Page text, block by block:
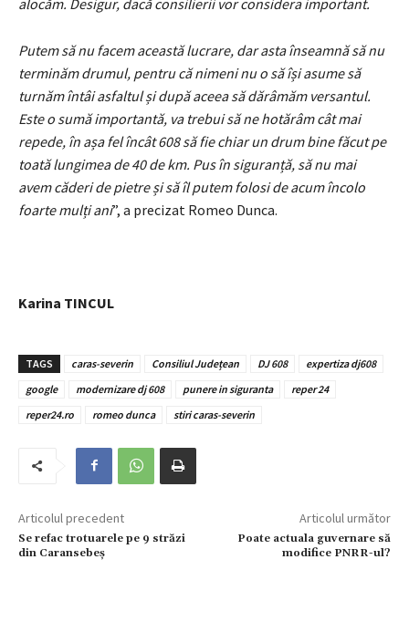
Putem să nu facem această lucrare, dar asta înseamnă să nu
terminăm drumul, pentru că nimeni nu o să își asume să
turnăm întâi asfaltul și după aceea să dărâmăm versantul.
Este o sumă importantă, va trebui să ne hotărâm cât mai
repede, în așa fel încât 608 să fie chiar un drum bine făcut pe
toată lungimea de 40 de km. Pus în siguranță, să nu mai
avem căderi de pietre și să îl putem folosi de acum încolo
foarte mulți ani”, a precizat Romeo Dunca.
Karina TINCUL
TAGS caras-severin Consiliul Județean DJ 608
expertiza dj608
google
modernizare dj 608 punere in siguranta
reper 24
reper24.ro
romeo dunca stiri caras-severin
Articolul precedent
Se refac trotuarele pe 9 străzi
din Caransebeș
Articolul următor
Poate actuala guvernare să
modifice PNRR-ul?